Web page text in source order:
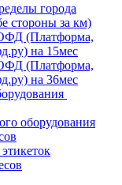
города
стороны за км)
(Платформа,
на 15мес
(Платформа,
на 36мес
оборудования